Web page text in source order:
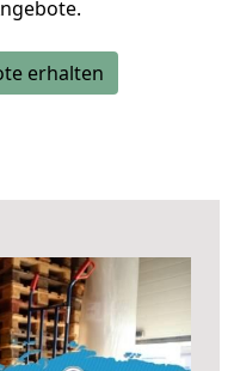
erhalten